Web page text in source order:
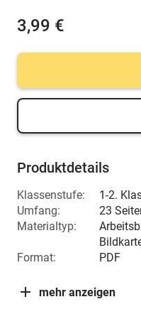
3,99 €
Produktdetails
Klassenstufe:
1-2.
Umfang:
23
Materialtyp:
Format:
PDF
mehr anzeigen